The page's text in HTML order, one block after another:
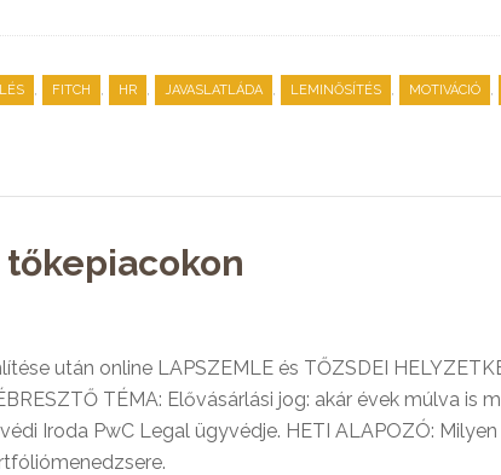
, FITCH , HR , JAVASLATLÁDA , LEMINŐSÍTÉS , MOTIVÁCIÓ ,
után online LAPSZEMLE és TŐZSDEI
TÉMA: Elővásárlási jog: akár évek múlva
Iroda PwC Legal ügyvédje. HETI ALAPOZÓ: